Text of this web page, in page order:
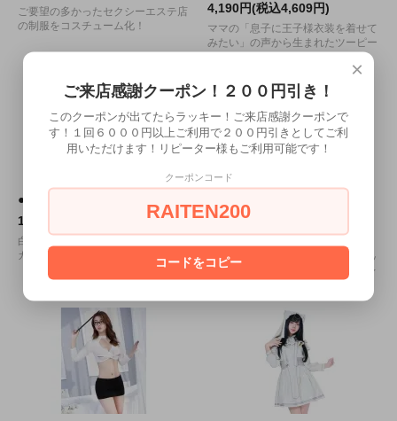
ご要望の多かったセクシーエステ店
の制服をコスチューム化！
4,190円(税込4,609円)
ママの「息子に王子様衣装を着せて
みたい」の声から生まれたツーピー
●送料無料●大胆スリットのOL
1,780円(税込1,958円)
白のレオタードに映える黒のミニス
カートが刺激的なオフィス制服。
絶妙のボディコン
2,680円(税込2,948円)
光沢感のあるスパンデックスがエッ
ジの効いた女性美を演出するボディ
×
ご来店感謝クーポン！２００円引き！
このクーポンが出てたらラッキー！ご来店感謝クーポンで
す！１回６０００円以上ご利用で２００円引きとしてご利
用いただけます！リピーター様もご利用可能です！
クーポンコード
RAITEN200
コードをコピー